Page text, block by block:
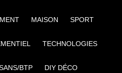
MAISON SPORT
TECHNOLOGIES
BTP DIY DÉCO